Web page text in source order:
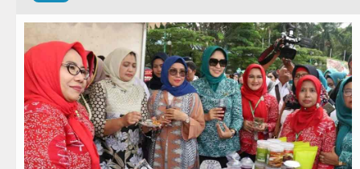
Internasional
Wisata
TIPS dan TRIK
+ Lainnya
PSG vs Manchester United Laga
Juventus vs Inter Milan
Real Madrid Tandang ke
Tujuh Tewas dalam Penembakan
Bayern Munich Menang Tipis Atas